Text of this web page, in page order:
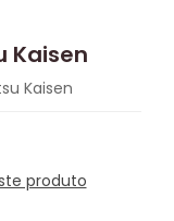
Kaisen
Kaisen
produto